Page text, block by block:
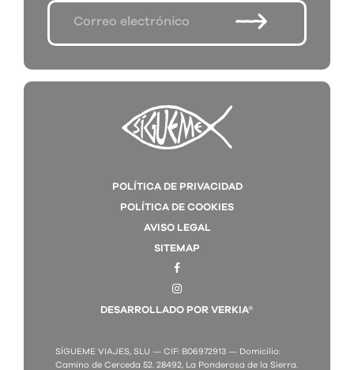
POLÍTICA DE PRIVACIDAD
POLÍTICA DE COOKIES
AVISO LEGAL
SITEMAP
DESARROLLADO POR VERKIA®
SÍGUEME VIAJES, SLU — CIF: B06972913 — Domicilio:
Camino de Cerceda 52. 28492, La Ponderosa de la Sierra.